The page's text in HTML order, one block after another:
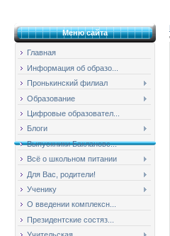
Меню сайта
Главная
Информация об образо...
Пронькинский филиал
Образование
Цифровые образовател...
Блоги
Выпускники Баклановс...
Всё о школьном питании
Для Вас, родители!
Ученику
О введении комплексн...
Президентские состяз...